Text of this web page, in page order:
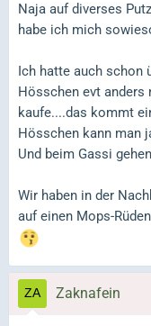
Naja auf diverses
habe ich mich
Ich hatte auch schon
Hösschen evt anders
kaufe....das kommt
Hösschen kann man
Und beim Gassi
Wir haben in der
auf einen Mops-
Zaknafein